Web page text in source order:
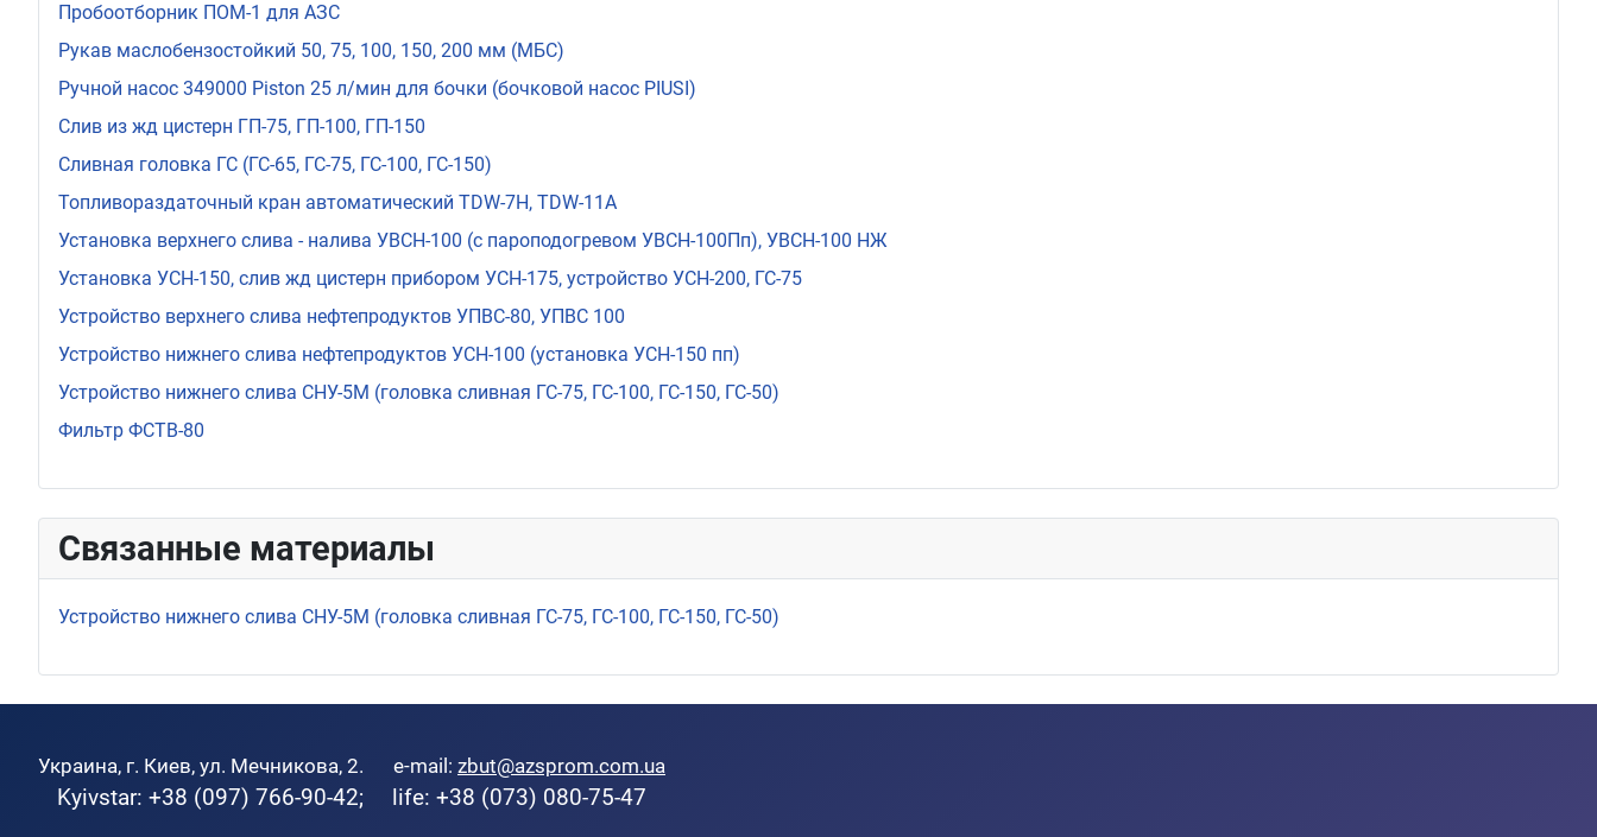
Пробоотборник ПОМ-1 для АЗС
Рукав маслобензостойкий 50, 75, 100, 150, 200 мм (МБС)
Ручной насос 349000 Piston 25 л/мин для бочки (бочковой насос PIUSI)
Слив из жд цистерн ГП-75, ГП-100, ГП-150
Сливная головка ГС (ГС-65, ГС-75, ГС-100, ГС-150)
Топливораздаточный кран автоматический TDW-7H, TDW-11А
Установка верхнего слива - налива УВСН-100 (с пароподогревом УВСН-100Пп), УВСН-100 НЖ
Установка УСН-150, слив жд цистерн прибором УСН-175, устройство УСН-200, ГС-75
Устройство верхнего слива нефтепродуктов УПВС-80, УПВС 100
Устройство нижнего слива нефтепродуктов УСН-100 (установка УСН-150 пп)
Устройство нижнего слива СНУ-5М (головка сливная ГС-75, ГС-100, ГС-150, ГС-50)
Фильтр ФСТВ-80
Связанные материалы
Устройство нижнего слива СНУ-5М (головка сливная ГС-75, ГС-100, ГС-150, ГС-50)
Украина, г. Киев, ул. Мечникова, 2. e-mail: zbut@azsprom.com.ua
Kyivstar: +38 (097) 766-90-42; life: +38 (073) 080-75-47